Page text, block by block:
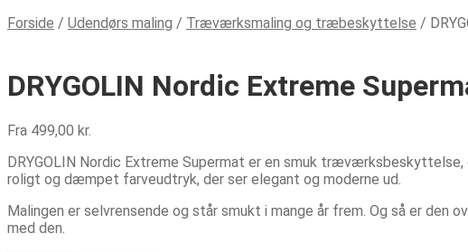
Forside / Udendørs maling / Træværksmaling og træbeskyttelse /
DRYGOLIN Nordic Extreme
Fra 499,00 kr.
DRYGOLIN Nordic Extreme Supermat er en smuk
roligt og dæmpet farveudtryk, der ser elegant og moderne ud.
Malingen er selvrensende og står smukt i mange år frem. Og så er den
med den.